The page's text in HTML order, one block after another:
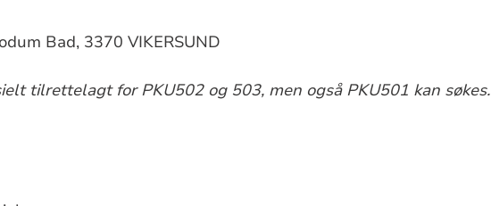
Bad, 3370 VIKERSUND
tilrettelagt for PKU502 og 503, men også PKU501 kan søkes.